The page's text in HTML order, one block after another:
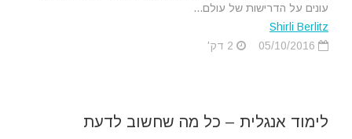
עונים על הדרישות של עולם...
Shirli Berlitz
לימוד אנגלית – כל מה שחשוב לדעת